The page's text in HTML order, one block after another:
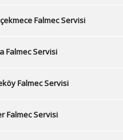
Falmec Servisi
Falmec Servisi
Falmec Servisi
Falmec Servisi